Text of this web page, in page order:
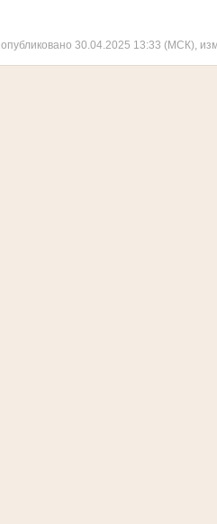
опубликовано 30.04.2025 13:33 (МСК),